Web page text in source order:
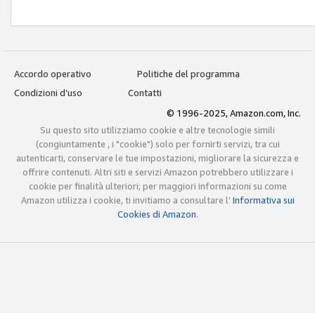
Accordo operativo
Politiche del programma
Condizioni d’uso
Contatti
© 1996-2025, Amazon.com, Inc.
Su questo sito utilizziamo cookie e altre tecnologie simili
(congiuntamente , i "cookie") solo per fornirti servizi, tra cui
autenticarti, conservare le tue impostazioni, migliorare la sicurezza e
offrire contenuti. Altri siti e servizi Amazon potrebbero utilizzare i
cookie per finalità ulteriori; per maggiori informazioni su come
Amazon utilizza i cookie, ti invitiamo a consultare l’Informativa sui
Cookies di Amazon.